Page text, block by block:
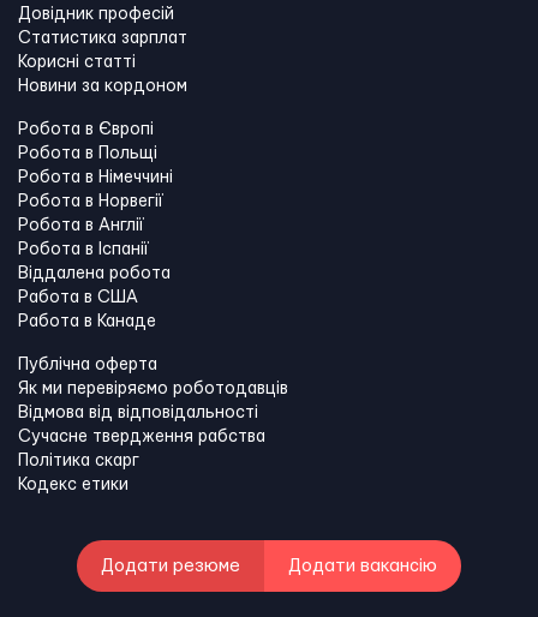
Довідник професій
Статистика зарплат
Корисні статті
Новини за кордоном
Робота в Європі
Робота в Польщі
Робота в Німеччині
Робота в Норвегії
Робота в Англії
Робота в Іспанії
Віддалена робота
Работа в США
Работа в Канадe
Публічна оферта
Як ми перевіряємо роботодавців
Відмова від відповідальності
Сучасне твердження рабства
Політика скарг
Кодекс етики
Додати резюме Додати вакансію